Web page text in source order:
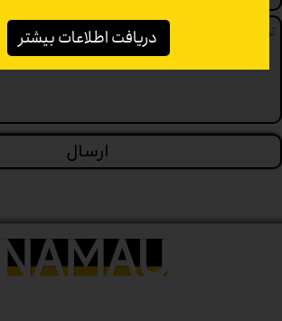
ارسال
دریافت اطلاعات بیشتر